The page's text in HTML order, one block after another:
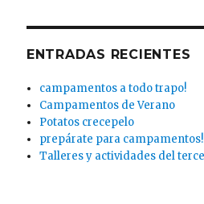
ENTRADAS RECIENTES
campamentos a todo trapo!
Campamentos de Verano
Potatos crecepelo
prepárate para
Talleres y actividades del